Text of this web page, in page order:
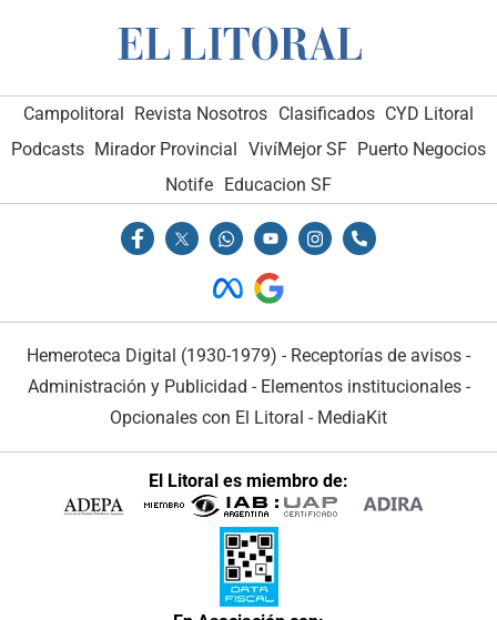
Campolitoral Revista Nosotros Clasificados CYD Litoral
Podcasts Mirador Provincial VivíMejor SF Puerto Negocios
Notife Educacion SF
Hemeroteca Digital (1930-1979) - Receptorías de avisos -
Administración y Publicidad - Elementos institucionales-
Opcionales con El Litoral - MediaKit
El Litoral es miembro de: